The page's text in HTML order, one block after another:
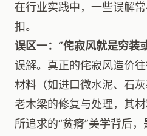
在行业实践中，一些误解
扣。
误区一：“侘寂风就是穷装
误解。真正的侘寂风造价
材料（如进口微水泥、石灰
老木梁的修复与处理，其
所追求的“贫瘠”美学背后